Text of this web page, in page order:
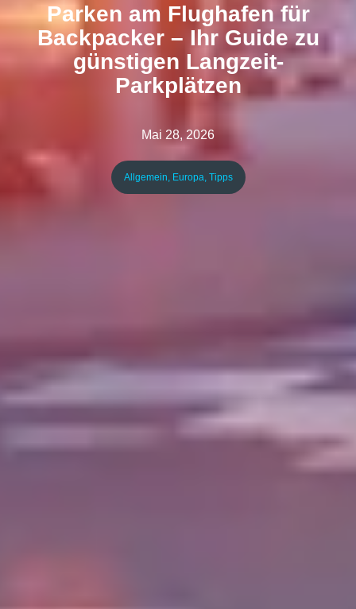
Parken am Flughafen für
Backpacker – Ihr Guide zu
günstigen Langzeit-
Parkplätzen
Mai 28, 2026
Allgemein Europa Tipps